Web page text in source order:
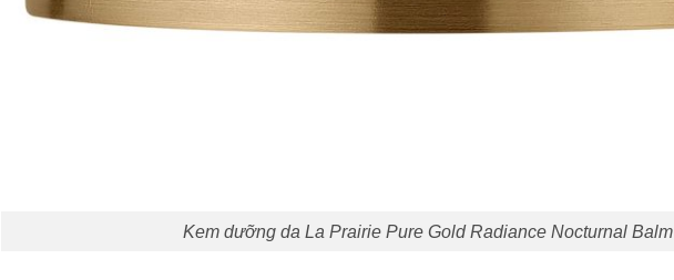
Kem dưỡng da La Prairie Pure Gold Radiance Nocturnal Balm